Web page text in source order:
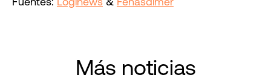
Fuentes: Loginews & Fenasdimer
Más noticias